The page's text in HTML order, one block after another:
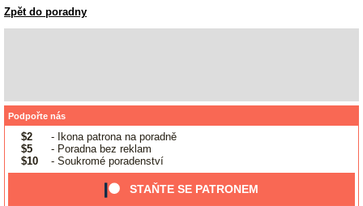
Zpět do poradny
Podpořte nás
$2
- Ikona patrona na poradně
$5
- Poradna bez reklam
$10
- Soukromé poradenství
STAŇTE SE PATRONEM